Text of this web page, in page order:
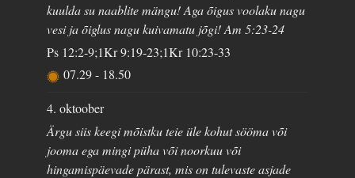
kuulda su naablite mängu! Aga õigus voolaku nagu
vesi ja õiglus nagu kuivamatu jõgi! Am 5:23-24
Ps 12:2-9;1Kr 9:19-23;1Kr 10:23-33
07.29- 18.50
4. oktoober
Ärgu siis keegi mõistku teie üle kohut sööma või
jooma ega mingi püha või noorkuu või
hingamispäevade pärast, mis on tulevaste asjade